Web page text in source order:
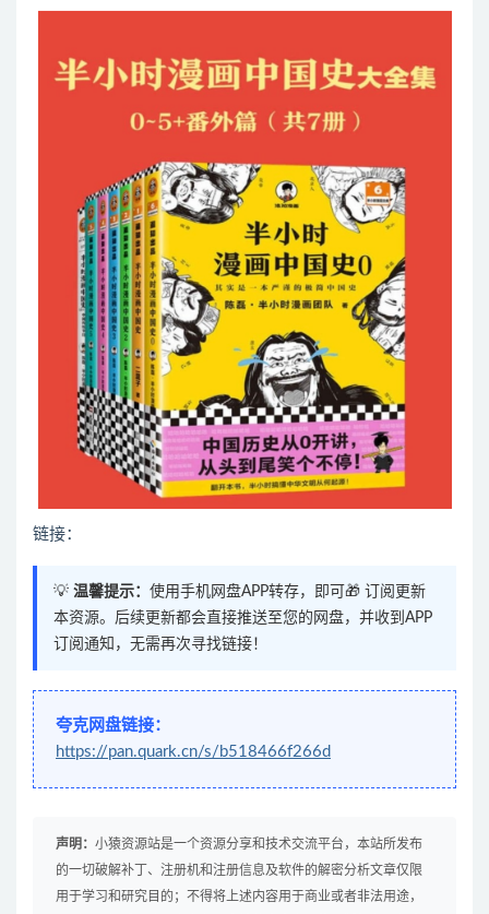
链接：
💡 温馨提示： 使用手机网盘APP转存，即可🎁 订阅更新
本资源。后续更新都会直接推送至您的网盘，并收到APP
订阅通知，无需再次寻找链接！
夸克网盘链接：
https://pan.quark.cn/s/b518466f266d
声明： 小猿资源站是一个资源分享和技术交流平台，本站所发布
的一切破解补丁、注册机和注册信息及软件的解密分析文章仅限
用于学习和研究目的；不得将上述内容用于商业或者非法用途，